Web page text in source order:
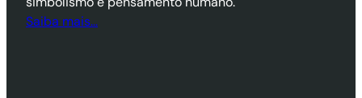
Saiba mais…